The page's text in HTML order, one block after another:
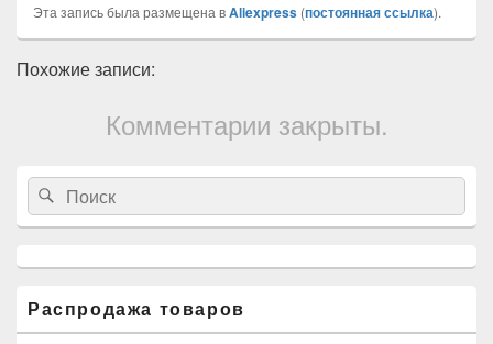
Эта запись была размещена вAliexpress (постоянная ссылка).
Похожие записи:
Комментарии закрыты.
Область
основной
боковой
панели
Search
for:
Search
Распродажа товаров